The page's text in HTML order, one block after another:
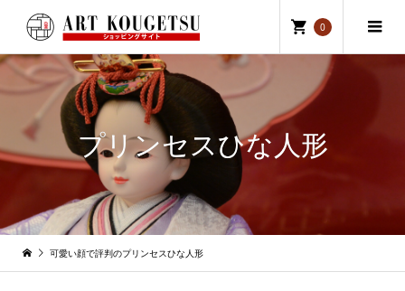
0
プリンセスひな人形
可愛い顔で評判のプリンセスひな人形